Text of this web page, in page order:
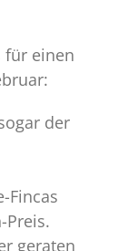
für einen
der
Fincas
Preis.
geraten